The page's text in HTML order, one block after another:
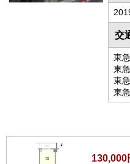
交
東
東
東
東
130,000